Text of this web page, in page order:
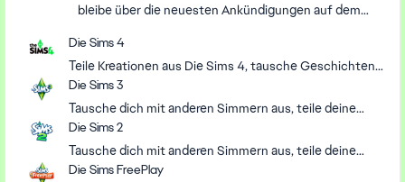
bleibe über die neuesten Ankündigungen auf dem
Die Sims 4
Teile Kreationen aus Die Sims 4, tausche Geschichten
aus, bekomme Hilfe mit Erweiterungen und Updates
oder helfe anderen Simmern in unserem Forum.
Die Sims 3
Tausche dich mit anderen Simmern aus, teile deine
Erfahrungen und behebe Probleme in der offiziellen
Community von Die Sims 3.
Die Sims 2
Tausche dich mit anderen Simmern aus, teile deine
Erfahrungen und behebe Probleme in der offiziellen
Die Sims FreePlay